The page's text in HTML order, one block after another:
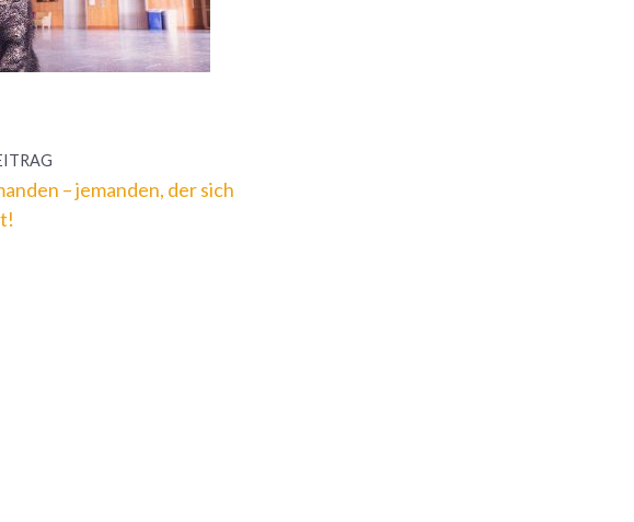
– jemanden, der sich